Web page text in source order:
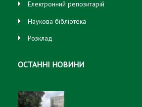
Електронний репозитарій
Наукова бібліотека
Розклад
ОСТАННІ НОВИНИ